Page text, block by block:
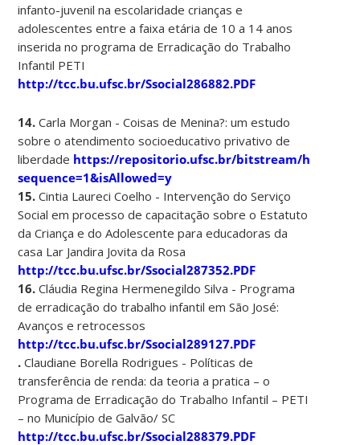
infanto-juvenil na escolaridade crianças e
adolescentes entre a faixa etária de 10 a 14 anos
inserida no programa de Erradicação do Trabalho
Infantil PETI
http://tcc.bu.ufsc.br/Ssocial286882.PDF
14. Carla Morgan - Coisas de Menina?: um estudo
sobre o atendimento socioeducativo privativo de
liberdade https://repositorio.ufsc.br/bitstream/handle/
sequence=1&isAllowed=y
15.Cintia Laureci Coelho - Intervenção do Serviço
Social em processo de capacitação sobre o Estatuto
da Criança e do Adolescente para educadoras da
casa Lar Jandira Jovita da Rosa
http://tcc.bu.ufsc.br/Ssocial287352.PDF
16. Cláudia Regina Hermenegildo Silva - Programa
de erradicação do trabalho infantil em São José:
Avanços e retrocessos
http://tcc.bu.ufsc.br/Ssocial289127.PDF
.Claudiane Borella Rodrigues - Políticas de
transferência de renda: da teoria a pratica – o
Programa de Erradicação do Trabalho Infantil – PETI
– no Município de Galvão/ SC
http://tcc.bu.ufsc.br/Ssocial288379.PDF